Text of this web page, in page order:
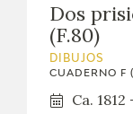
Dos
(F.80)
DIBUJOS
CUADERNO F
Ca. 1812